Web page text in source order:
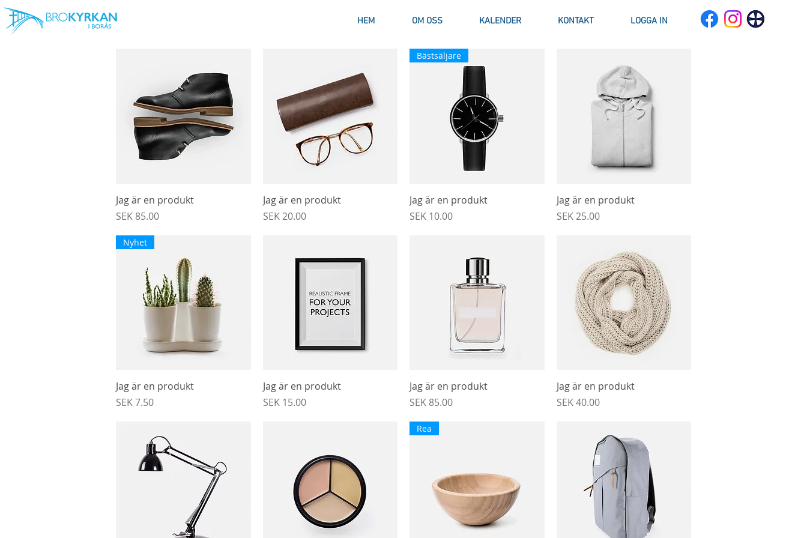
HEM OM OSS KALENDER KONTAKT LOGGA IN
Snabbvisning
Jag är en produkt
Pris
SEK 85.00
Snabbvisning
Jag är en produkt
Pris
SEK 20.00
Snabbvisning
Bästsäljare
Jag är en produkt
Pris
SEK 10.00
Snabbvisning
Jag är en produkt
Pris
SEK 25.00
Snabbvisning
Nyhet
Jag är en produkt
Pris
SEK 7.50
Snabbvisning
Jag är en produkt
Pris
SEK 15.00
Snabbvisning
Jag är en produkt
Pris
SEK 85.00
Snabbvisning
Jag är en produkt
Pris
SEK 40.00
Rea